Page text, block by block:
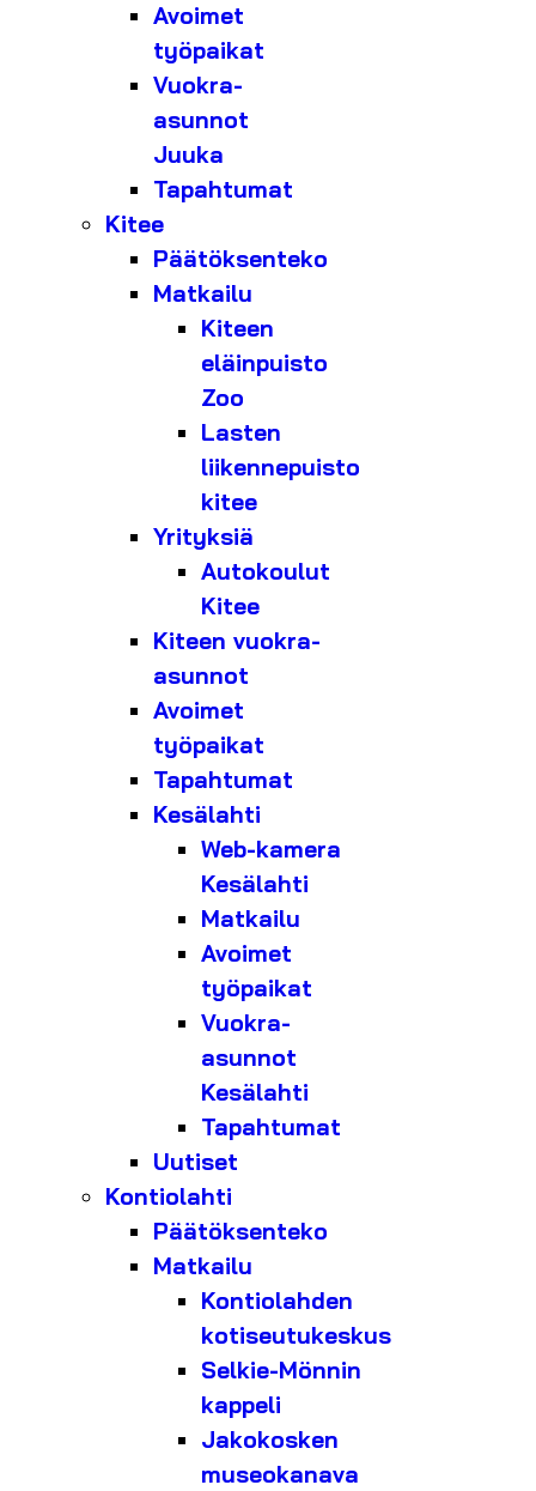
Avoimet
työpaikat
Vuokra-
asunnot
Juuka
Tapahtumat
Kitee
Päätöksenteko
Matkailu
Kiteen
eläinpuisto
Zoo
Lasten
liikennepuisto
kitee
Yrityksiä
Autokoulut
Kitee
Kiteen vuokra-
asunnot
Avoimet
työpaikat
Tapahtumat
Kesälahti
Web-kamera
Kesälahti
Matkailu
Avoimet
työpaikat
Vuokra-
asunnot
Kesälahti
Tapahtumat
Uutiset
Kontiolahti
Päätöksenteko
Matkailu
Kontiolahden
kotiseutukeskus
Selkie-Mönnin
kappeli
Jakokosken
museokanava